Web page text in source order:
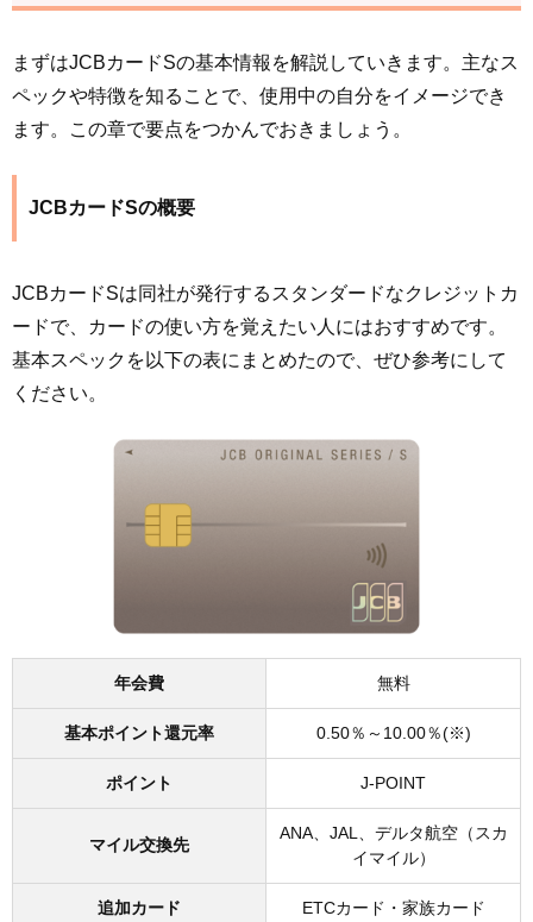
まずはJCBカードSの基本情報を解説していきます。主なス
ペックや特徴を知ることで、使用中の自分をイメージでき
ます。この章で要点をつかんでおきましょう。
JCBカードSの概要
JCBカードSは同社が発行するスタンダードなクレジットカ
ードで、カードの使い方を覚えたい人にはおすすめです。
基本スペックを以下の表にまとめたので、ぜひ参考にして
ください。
年会費 無料
基本ポイント還元率 0.50％～10.00％(※)
ポイント J-POINT
マイル交換先
ANA、JAL、デルタ航空（スカ
イマイル）
追加カード ETCカード・家族カード